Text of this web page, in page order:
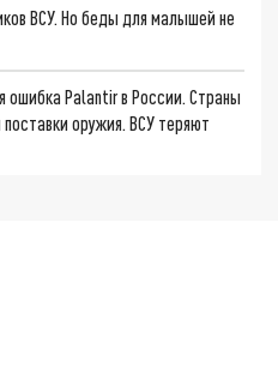
ВСУ. Но беды для малышей не
ошибка Palantir в России. Страны
оружия. ВСУ теряют